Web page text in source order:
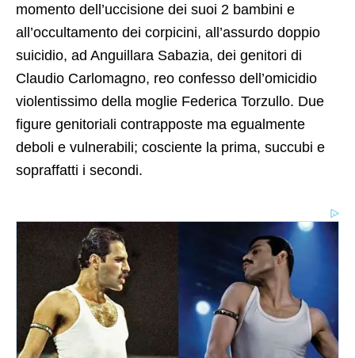
momento dell’uccisione dei suoi 2 bambini e
all’occultamento dei corpicini, all’assurdo doppio
suicidio, ad Anguillara Sabazia, dei genitori di
Claudio Carlomagno, reo confesso dell’omicidio
violentissimo della moglie Federica Torzullo. Due
figure genitoriali contrapposte ma egualmente
deboli e vulnerabili; cosciente la prima, succubi e
sopraffatti i secondi.